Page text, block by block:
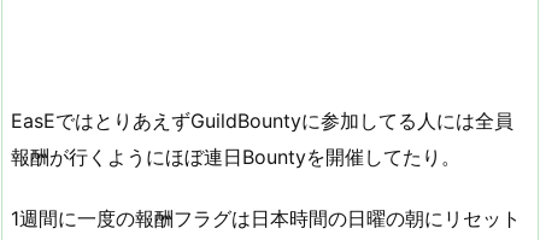
EasEではとりあえずGuildBountyに参加してる人には全員
報酬が行くようにほぼ連日Bountyを開催してたり。
1週間に一度の報酬フラグは日本時間の日曜の朝にリセット